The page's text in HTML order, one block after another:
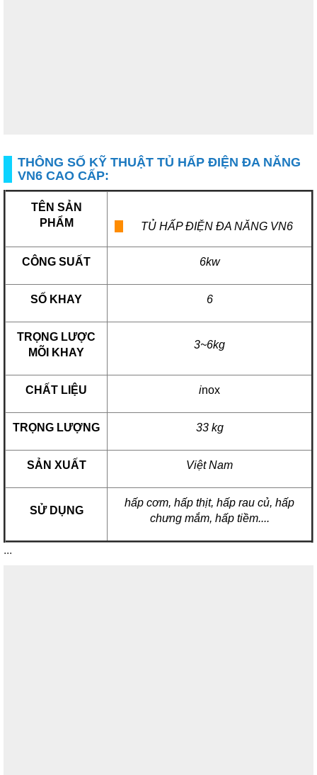
THÔNG SỐ KỸ THUẬT TỦ HẤP ĐIỆN ĐA NĂNG
VN6 CAO CẤP:
TÊN SẢN
PHẨM
TỦ HẤP ĐIỆN ĐA NĂNG VN6
CÔNG SUẤT 6kw
SỐ KHAY 6
TRỌNG LƯỢC
MÕI KHAY
3~6kg
CHẤT LIỆU inox
TRỌNG LƯỢNG 33 kg
SẢN XUẤT Việt Nam
SỬ DỤNG
hấp cơm, hấp thịt, hấp rau củ, hấp
chưng mắm, hấp tiềm....
...